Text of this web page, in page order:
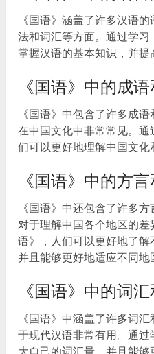
《国语》涵盖了许多汉语
法和词汇等方面。通过学
掌握汉语的基本知识，并提
《国语》中的成
《国语》中包含了许多成
在中国文化中非常常见。
们可以更好地理解中国文化
《国语》中的方
《国语》中还包含了许多
对于理解中国各个地区的
语》，人们可以更好地了解
并且能够更好地适应不同地
《国语》中的词
《国语》中涵盖了许多词
于现代汉语非常有用。通